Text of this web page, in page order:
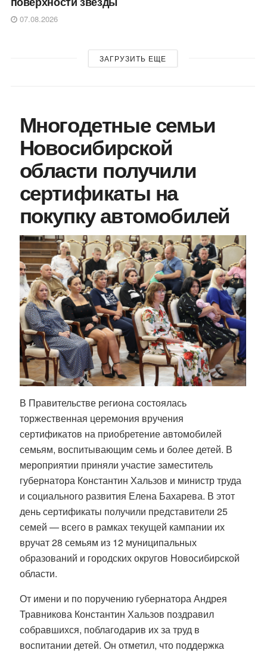
07.08.2026
ЗАГРУЗИТЬ ЕЩЕ
Многодетные семьи
Новосибирской
области получили
сертификаты на
покупку автомобилей
В Правительстве региона состоялась
торжественная церемония вручения
сертификатов на приобретение автомобилей
семьям, воспитывающим семь и более детей. В
мероприятии приняли участие заместитель
губернатора Константин Хальзов и министр труда
и социального развития Елена Бахарева. В этот
день сертификаты получили представители 25
семей — всего в рамках текущей кампании их
вручат 28 семьям из 12 муниципальных
образований и городских округов Новосибирской
области.
От имени и по поручению губернатора Андрея
Травникова Константин Хальзов поздравил
собравшихся, поблагодарив их за труд в
воспитании детей. Он отметил, что поддержка